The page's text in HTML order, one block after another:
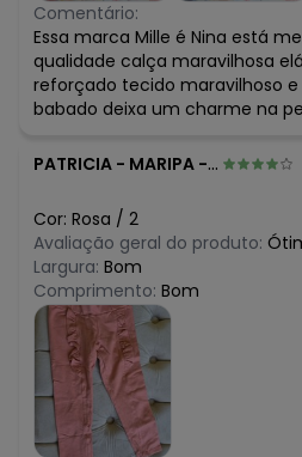
Comentário:
Essa marca Mille é Nina está
qualidade calça maravilhosa
reforçado tecido maravilhoso
babado deixa um charme na
PATRICIA - MARIPA - PR
Cor: Rosa / 2
Avaliação geral do produto:
Largura: Bom
Comprimento: Bom